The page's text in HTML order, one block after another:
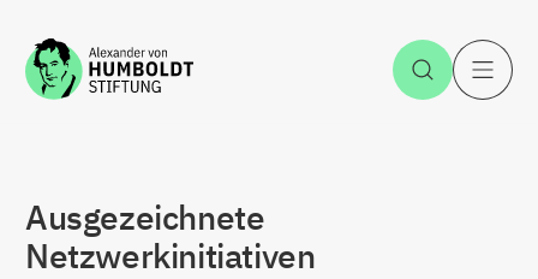
Zum Inhalt springen Suche
Ausgezeichnete
Netzwerkinitiativen